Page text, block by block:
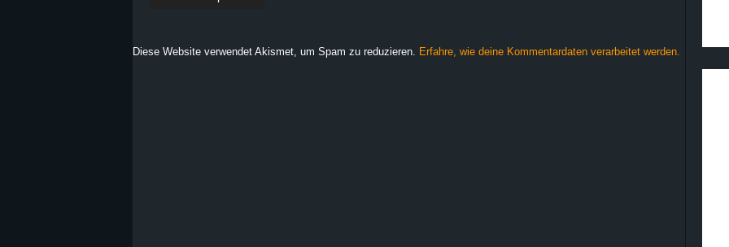
Diese Website verwendet Akismet, um Spam zu reduzieren. Erfahre, wie deine Kommentardaten verarbeitet werden.